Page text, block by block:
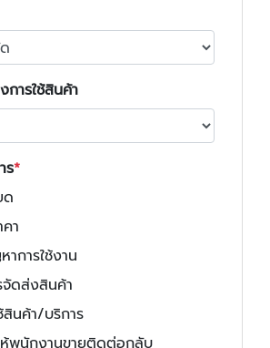
การใช้สินค้า
ร
ด
า
การใช้งาน
ดส่งสินค้า
นค้า/บริการ
ห้พนักงานขายติดต่อกลับ